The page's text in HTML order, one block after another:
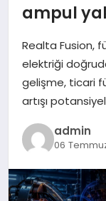
EĞITIM
EKONOMI
GENEL
SPOR
ampul
Realta Fusion,
elektriği
gelişme, ticari
artışı
admin
06